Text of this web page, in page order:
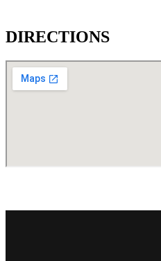
DIRECTIONS